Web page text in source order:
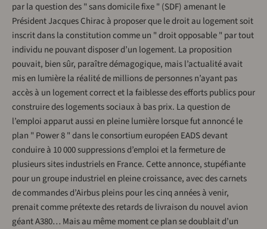
par la question des " sans domicile fixe " (SDF) amenant le
Président Jacques Chirac à proposer que le droit au logement soit
inscrit dans la constitution comme un " droit opposable " par tout
individu ne pouvant disposer d’un logement. La proposition
pouvait, bien sûr, paraître démagogique, mais l’actualité avait
mis en lumière la réalité de millions de personnes n’ayant pas
accès à un logement correct et la faiblesse des efforts publics pour
construire des logements sociaux à bas prix. La question de
l’emploi apparut aussi en pleine lumière lorsque fut annoncé le
plan " Power 8 " dans le consortium européen EADS devant
conduire à 10 000 suppressions d’emploi et la fermeture de
plusieurs sites industriels en France. Cette annonce, stupéfiante
pour un groupe industriel en pleine croissance, avec des carnets
de commandes d’Airbus pleins pour les cinq années à venir,
prenait comme prétexte des retards de livraison du nouvel avion
géant A380… Mais au même moment ce plan se doublait d’un